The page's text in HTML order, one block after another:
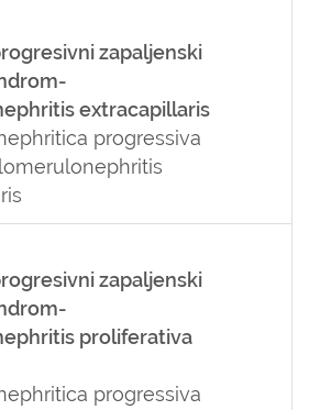
zapaljenski
extracapillaris
progressiva
zapaljenski
proliferativa
progressiva